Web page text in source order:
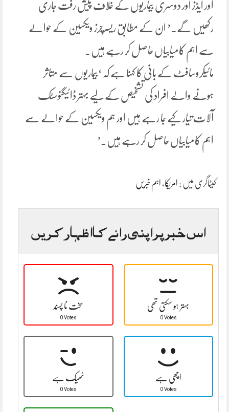
اور ایڈز اور دوسری بیماریوں کے خلاف پیش رفت جاری
رکھیں گے۔’ ان کے مطابق ریسرچرز ویکسین کے حوالے
سے اہم کامیابیاں حاصل کر رہے ہیں۔
مائیکروسافٹ کے بانی کا کہنا ہے کہ ‘بیماریوں سے متاثر
ہونے والے افراد کی تشخیص کے لیے بہتر ڈائیگنوسٹک
آلات تیار کیے جا رہے ہیں اور ہم ویکسین کے حوالے سے
اہم کامیابیاں حاصل کر رہے ہیں۔’
کیٹاگری میں : امریکا، اہم خبریں
اس خبر پر اپنی رائے کا اظہار کریں
سخت نا پسند
0 Votes
بہتر ہو سکتی تھی
0 Votes
ٹھیک ہے
0 Votes
اچھی ہے
0 Votes